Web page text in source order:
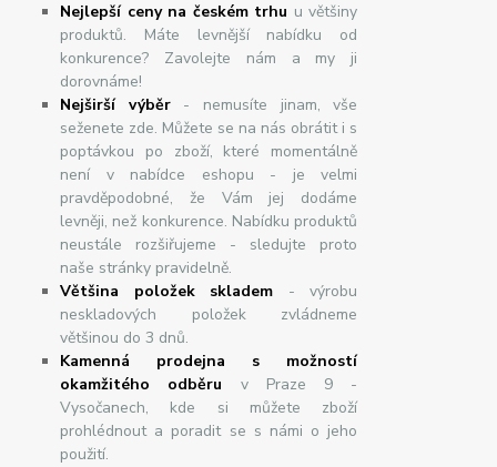
Nejlepší ceny na českém trhu u většiny
produktů. Máte levnější nabídku od
konkurence? Zavolejte nám a my ji
dorovnáme!
Nejširšívýběr- nemusíte jinam, vše
seženete zde. Můžete se na nás obrátit i s
poptávkou po zboží, které momentálně
není v nabídce eshopu - je velmi
pravděpodobné, že Vám jej dodáme
levněji, než konkurence. Nabídku produktů
neustále rozšiřujeme - sledujte proto
naše stránky pravidelně.
Většina položek skladem - výrobu
neskladových položek zvládneme
většinou do 3 dnů.
Kamenná prodejna s možností
okamžitého odběru v Praze 9 -
Vysočanech, kde si můžete zboží
prohlédnout a poradit se s námi o jeho
použití.